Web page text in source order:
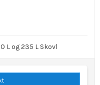
L og 235 L Skovl